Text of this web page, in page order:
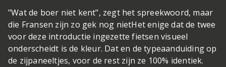
"Wat de boer niet kent", zegt het spreekwoord, maar
die Fransen zijn zo gek nog nietHet enige dat de twee
voor deze introductie ingezette fietsen visueel
onderscheidt is de kleur. Dat en de typeaanduiding op
de zijpaneeltjes, voor de rest zijn ze 100% identiek.